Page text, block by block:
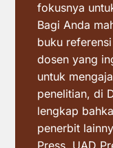
fokusnya
Bagi Anda
buku
dosen yang
untuk
penelitian, di
lengkap
penerbit